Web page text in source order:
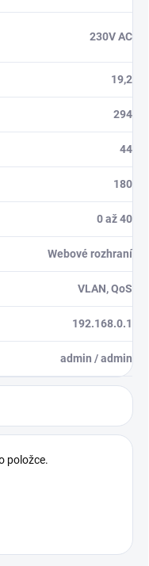
230V AC
19,2
294
44
180
0 až 40
Webové rozhraní
VLAN, QoS
192.168.0.1
admin / admin
položce.